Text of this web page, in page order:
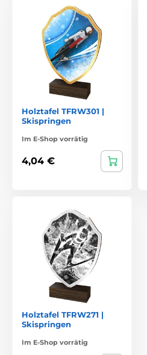
Holztafel TFRW301 |
Skispringen
Im E-Shop vorrätig
4,04 €
Holztafel TFRW271 |
Skispringen
Im E-Shop vorrätig